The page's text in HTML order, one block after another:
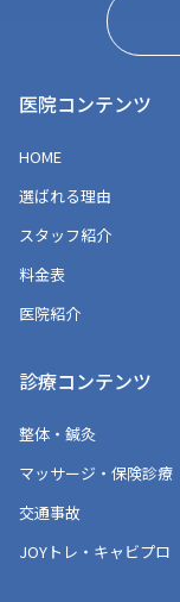
医院コンテンツ
HOME
選ばれる理由
スタッフ紹介
料金表
医院紹介
診療コンテンツ
整体・鍼灸
マッサージ・保険診療
交通事故
JOYトレ・キャビプロ